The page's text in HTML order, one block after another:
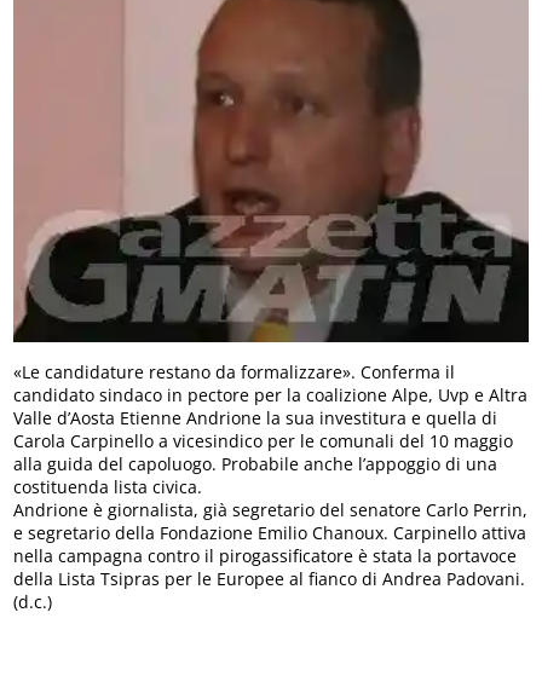
«Le candidature restano da formalizzare». Conferma il
candidato sindaco in pectore per la coalizione Alpe, Uvp e Altra
Valle d’Aosta Etienne Andrione la sua investitura e quella di
Carola Carpinello a vicesindico per le comunali del 10 maggio
alla guida del capoluogo. Probabile anche l’appoggio di una
costituenda lista civica.
Andrione è giornalista, già segretario del senatore Carlo Perrin,
e segretario della Fondazione Emilio Chanoux. Carpinello attiva
nella campagna contro il pirogassificatore è stata la portavoce
della Lista Tsipras per le Europee al fianco di Andrea Padovani.
(d.c.)